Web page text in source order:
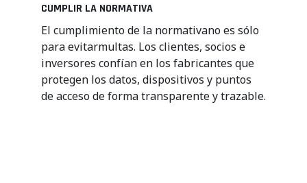
CUMPLIR LA NORMATIVA
El cumplimiento de la normativano es sólo
paraevitarmultas. Los clientes, socios e
inversores confían en los fabricantes que
protegen los datos, dispositivos y puntos
de acceso deforma transparenteytrazable.